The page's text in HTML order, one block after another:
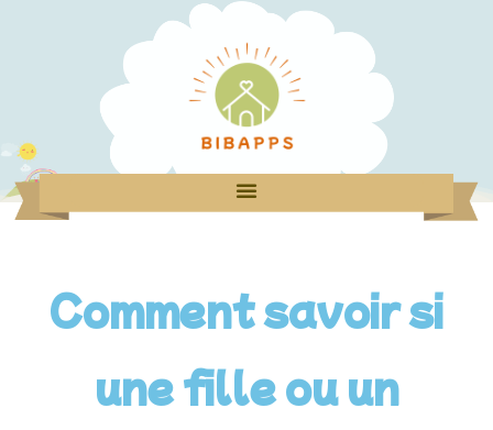
Comment savoir si
une fille ou un